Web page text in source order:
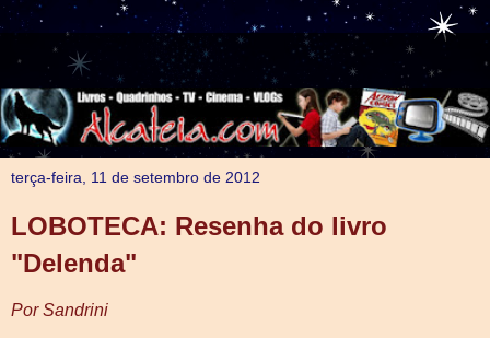
terça-feira, 11 de setembro de 2012
LOBOTECA: Resenha do livro
"Delenda"
Por Sandrini